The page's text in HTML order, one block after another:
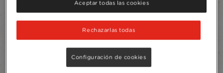
Rechazarlas todas
Aceptar todas las cookies
Configuración de cookies